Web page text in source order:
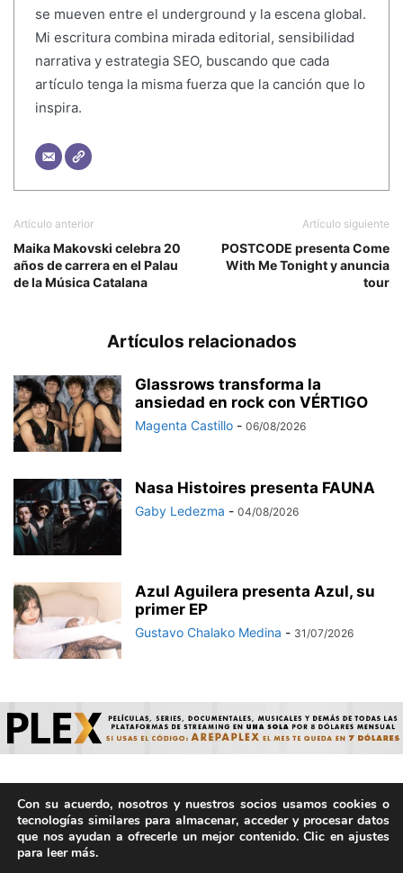
se mueven entre el underground y la escena global.
Mi escritura combina mirada editorial, sensibilidad
narrativa y estrategia SEO, buscando que cada
artículo tenga la misma fuerza que la canción que lo
inspira.
Artículo anterior
Maika Makovski celebra 20
años de carrera en el Palau
de la Música Catalana
Artículo siguiente
POSTCODE presenta Come
With Me Tonight y anuncia
tour
Artículos relacionados
Glassrows transforma la
ansiedad en rock con VÉRTIGO
Magenta Castillo - 06/08/2026
Nasa Histoires presenta FAUNA
Gaby Ledezma - 04/08/2026
Azul Aguilera presenta Azul, su
primer EP
Gustavo Chalako Medina - 31/07/2026
© ArepaVolatil.Com 2021-2025 - Hecho por humanos, no por
IA. | Todos los derechos reservados.
Con su acuerdo, nosotros y nuestros socios usamos cookies o
tecnologías similares para almacenar, acceder y procesar datos
que nos ayudan a ofrecerle un mejor contenido. Clic en ajustes
para leer más.